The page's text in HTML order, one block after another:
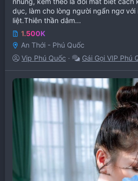
dục, làm cho lòng người ngẩn ngơ
liệt.Thiên thần dâm...
1.500K
An Thới - Phú Quốc
Vip Phú Quốc
Gái Gọi VIP Phú